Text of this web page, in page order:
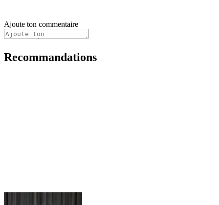
Ajoute ton commentaire
Recommandations